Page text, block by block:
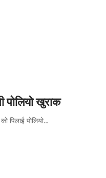
पोलियो खुराक
पिलाई पोलियो…